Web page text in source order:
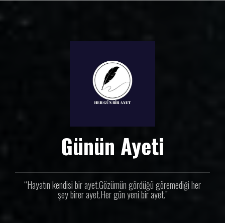
Günün Ayeti
“Hayatın kendisi bir ayet.Gözümün gördüğü göremediği her
şey birer ayet.Her gün yeni bir ayet.”